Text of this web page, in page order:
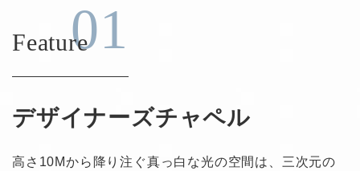
Feature01
デザイナーズチャペル
⾼さ10Mから降り注ぐ真っ⽩な光の空間は、三次元の